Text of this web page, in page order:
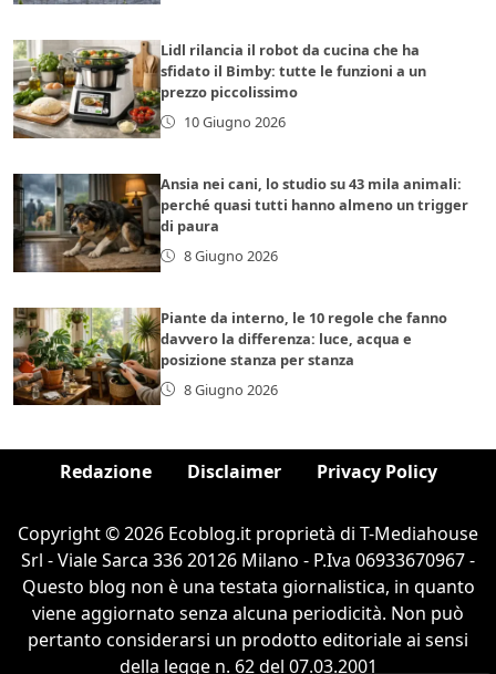
Lidl rilancia il robot da cucina che ha
sfidato il Bimby: tutte le funzioni a un
prezzo piccolissimo
10 Giugno 2026
Ansia nei cani, lo studio su 43 mila animali:
perché quasi tutti hanno almeno un trigger
di paura
8 Giugno 2026
Piante da interno, le 10 regole che fanno
davvero la differenza: luce, acqua e
posizione stanza per stanza
8 Giugno 2026
Redazione Disclaimer Privacy Policy
Copyright © 2026 Ecoblog.it proprietà di T-Mediahouse
Srl - Viale Sarca 336 20126 Milano - P.Iva 06933670967 -
Questo blog non è una testata giornalistica, in quanto
viene aggiornato senza alcuna periodicità. Non può
pertanto considerarsi un prodotto editoriale ai sensi
della legge n. 62 del 07.03.2001